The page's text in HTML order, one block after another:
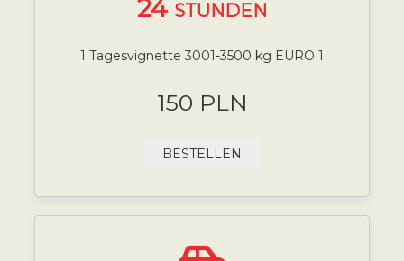
24 STUNDEN
1 Tagesvignette 3001-3500 kg EURO 1
150 PLN
BESTELLEN